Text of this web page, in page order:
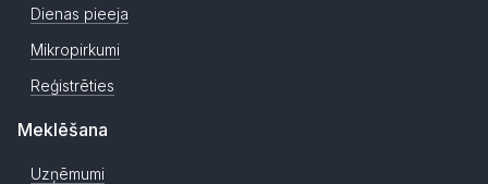
Dienas pieeja
Mikropirkumi
Reģistrēties
Meklēšana
Uzņēmumi